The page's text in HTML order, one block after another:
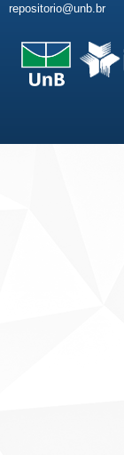
repositorio@unb.br